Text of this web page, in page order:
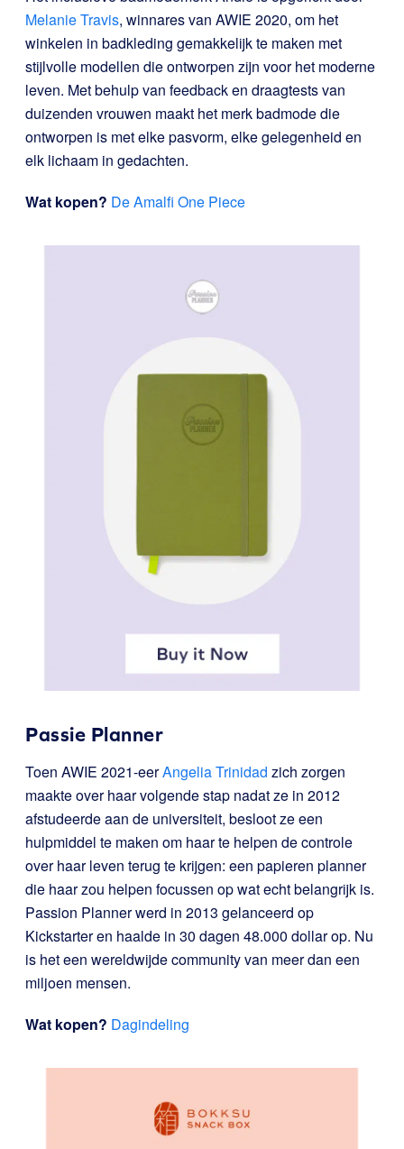
Melanie Travis, winnares van AWIE 2020, om het
winkelen in badkleding gemakkelijk te maken met
stijlvolle modellen die ontworpen zijn voor het moderne
leven. Met behulp van feedback en draagtests van
duizenden vrouwen maakt het merk badmode die
ontworpen is met elke pasvorm, elke gelegenheid en
elk lichaam in gedachten.
Wat kopen? De Amalfi One Piece
Passie Planner
Toen AWIE 2021-eerAngelia Trinidad zich zorgen
maakte over haar volgende stap nadat ze in 2012
afstudeerde aan de universiteit, besloot ze een
hulpmiddel te maken om haar te helpen de controle
over haar leven terug te krijgen: een papieren planner
die haar zou helpen focussen op wat echt belangrijk is.
Passion Planner werd in 2013 gelanceerd op
Kickstarter en haalde in 30 dagen 48.000 dollar op. Nu
is het een wereldwijde community van meer dan een
miljoen mensen.
Wat kopen? Dagindeling